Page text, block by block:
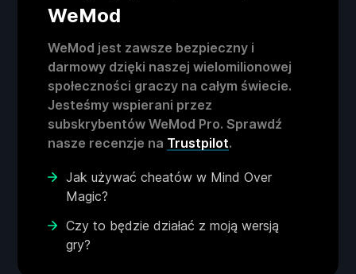
WeMod
WeMod jest zawsze bezpieczny i
darmowy dzięki naszej wielomilionowej
społeczności graczy na całym świecie.
Jesteśmy wspierani przez
subskrybentów WeMod Pro. Sprawdź
nasze recenzje na Trustpilot.
Jak używać cheatów w Mind Over
Magic?
Czy to będzie działać z moją wersją
gry?